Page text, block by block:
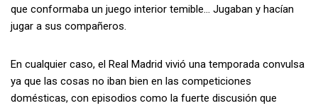
que conformaba un juego interior temible… Jugaban y hacían
jugar a sus compañeros.
En cualquier caso, el Real Madrid vivió una temporada convulsa
ya que las cosas no iban bien en las competiciones
domésticas, con episodios como la fuerte discusión que